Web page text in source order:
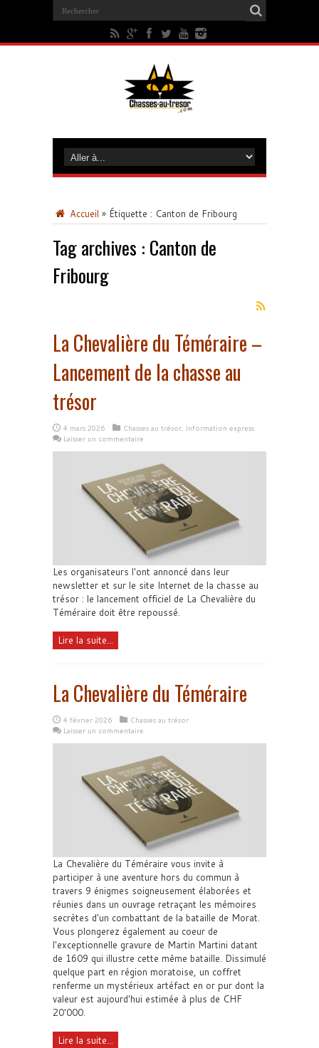
Accueil » Étiquette : Canton de Fribourg
Tag archives : Canton de
Fribourg
La Chevalière du Téméraire –
Lancement de la chasse au
trésor
4 mars 2026 Chasses au trésor, Information express
Laisser un commentaire
Les organisateurs l'ont annoncé dans leur
newsletter et sur le site Internet de la chasse au
trésor : le lancement officiel de La Chevalière du
Téméraire doit être repoussé.
Lire la suite...
La Chevalière du Téméraire
4 février 2026
Chasses au trésor
Laisser un commentaire
La Chevalière du Téméraire vous invite à
participer à une aventure hors du commun à
travers 9 énigmes soigneusement élaborées et
réunies dans un ouvrage retraçant les mémoires
secrètes d'un combattant de la bataille de Morat.
Vous plongerez également au coeur de
l'exceptionnelle gravure de Martin Martini datant
de 1609 qui illustre cette même bataille. Dissimulé
quelque part en région moratoise, un coffret
renferme un mystérieux artéfact en or pur dont la
valeur est aujourd'hui estimée à plus de CHF
20'000.
Lire la suite...